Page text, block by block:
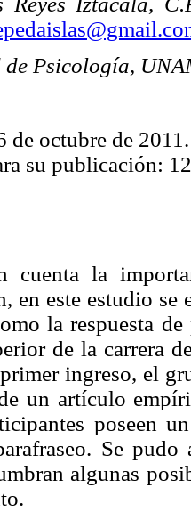
Psicología,
de octubre de 2011.
su publicación:
cuenta la
en este estudio
la respuesta
de la carrera
ingreso, el
un artículo
poseen
Se
algunas